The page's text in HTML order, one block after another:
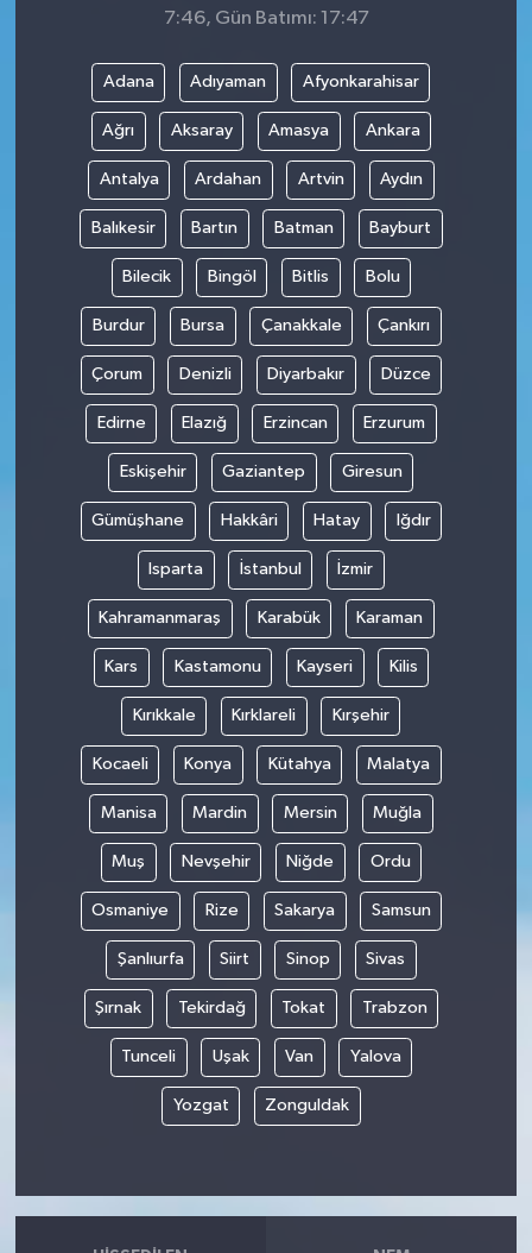
7:46, Gün Batımı: 17:47
Adana Adıyaman Afyonkarahisar
Ağrı Aksaray Amasya Ankara
Antalya Ardahan Artvin Aydın
Balıkesir Bartın Batman Bayburt
Bilecik Bingöl Bitlis Bolu
Burdur Bursa Çanakkale Çankırı
Çorum Denizli Diyarbakır Düzce
Edirne Elazığ Erzincan Erzurum
Eskişehir Gaziantep Giresun
Gümüşhane Hakkâri Hatay Iğdır
Isparta İstanbul İzmir
Kahramanmaraş Karabük Karaman
Kars Kastamonu Kayseri Kilis
Kırıkkale Kırklareli Kırşehir
Kocaeli Konya Kütahya Malatya
Manisa Mardin Mersin Muğla
Muş Nevşehir Niğde Ordu
Osmaniye Rize Sakarya Samsun
Şanlıurfa Siirt Sinop Sivas
Şırnak Tekirdağ Tokat Trabzon
Tunceli Uşak Van Yalova
Yozgat Zonguldak